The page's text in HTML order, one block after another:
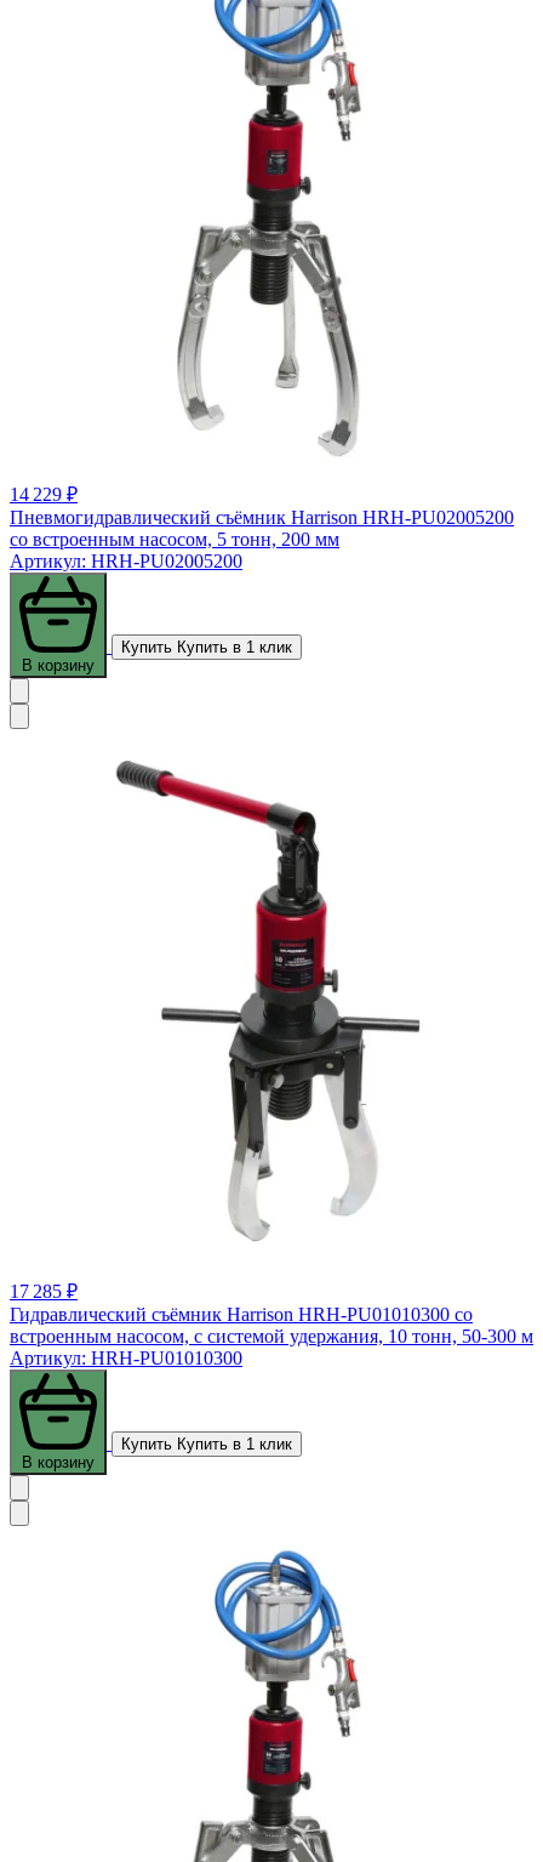
14 229 ₽
Пневмогидравлический съёмник Harrison HRH-PU02005200
со встроенным насосом, 5 тонн, 200 мм
Артикул: HRH-PU02005200
В корзину
Купить Купить в 1 клик
17 285 ₽
Гидравлический съёмник Harrison HRH-PU01010300 со
встроенным насосом, с системой удержания, 10 тонн, 50-300 м
Артикул: HRH-PU01010300
В корзину
Купить Купить в 1 клик